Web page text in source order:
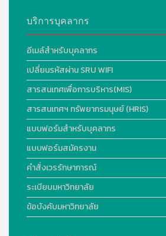
บริการบุคลากร
อีเมล์สำหรับบุคลากร
เปลี่ยนรหัสผ่าน SRU WIFI
สารสนเทศเพื่อการบริหาร(MIS)
สารสนเทศฯ ทรัพยากรมนุษย์ (HRIS)
แบบฟอร์มสำหรับบุคลากร
แบบฟอร์มสมัครงาน
คำสั่งเวรรักษาการณ์
ระเบียบมหาวิทยาลัย
ข้อบังคับมหาวิทยาลัย